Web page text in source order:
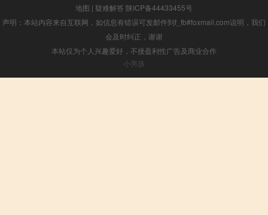
地图 | 疑难解答 陕ICP备44433455号
声明：本站内容来自互联网，如信息有错误可发邮件到f_fb#foxmail.com说明，我们
会及时纠正，谢谢
本站仅为个人兴趣爱好，不接盈利性广告及商业合作
小男孩